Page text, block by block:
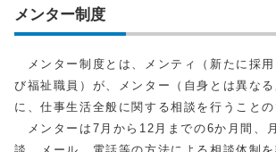
メンター制度
メンター制度とは、メンティ（新たに採用
び福祉職員）が、メンター（自身とは異なる
に、仕事生活全般に関する相談を行うことの
メンターは7月から 12 月までの6か月間、